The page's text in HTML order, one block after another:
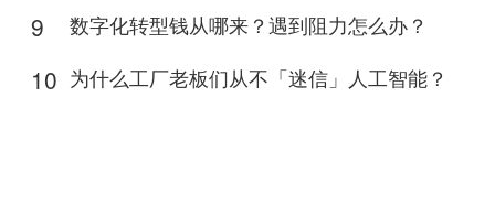
9 数字化转型钱从哪来？遇到阻力怎么办？
10 为什么工厂老板们从不「迷信」人工智能？